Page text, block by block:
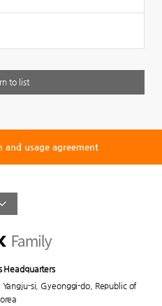
to list
and usage agreement
Headquarters
si, Gyeonggi-do, Republic of